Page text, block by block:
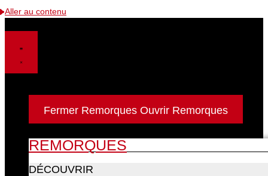
Aller au contenu
Fermer Remorques Ouvrir Remorques
REMORQUES
DÉCOUVRIR